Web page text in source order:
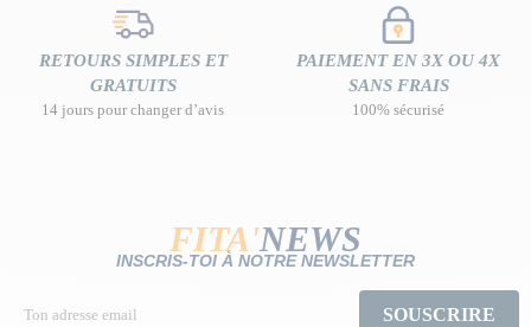
RETOURS SIMPLES ET
GRATUITS
14 jours pour changer d’avis
PAIEMENT EN 3X OU 4X
SANS FRAIS
100% sécurisé
FITA'NEWS
INSCRIS-TOI À NOTRE NEWSLETTER
SOUSCRIRE